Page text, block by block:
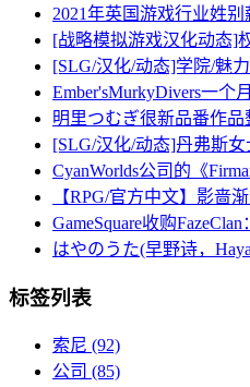
2021年英国游戏行业姓
[战略模拟游戏汉化动态]
[SLG/汉化/动态]学院/魅
Ember'sMurkyDivers一
明里つむぎ很新品番作
[SLG/汉化/动态]丹弗斯女
CyanWorlds公司的《
【RPG/官方中文】影啬
GameSquare收购
はやのうた(早野诗，
标签列表
索尼 (92)
公司 (85)